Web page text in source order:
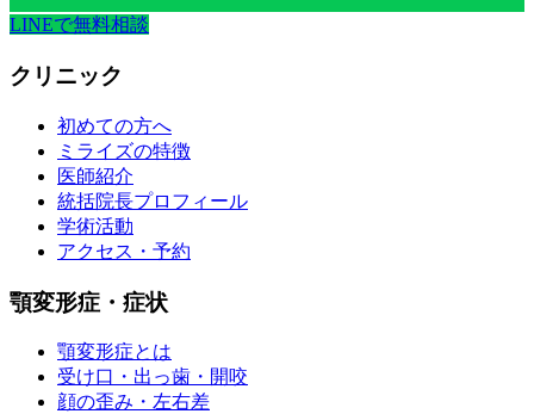
LINEで無料相談
クリニック
初めての方へ
ミライズの特徴
医師紹介
統括院長プロフィール
学術活動
アクセス・予約
顎変形症・症状
顎変形症とは
受け口・出っ歯・開咬
顔の歪み・左右差